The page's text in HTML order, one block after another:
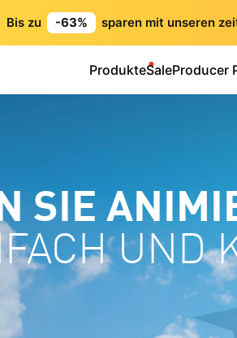
Bis zu -63% sparen mit unseren
ProdukteSaleProducer
SIE
UND